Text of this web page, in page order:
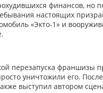
финансов, но
настоящих
«Экто-1» и
перезапуска франшизы
уничтожили его.
выступил автором